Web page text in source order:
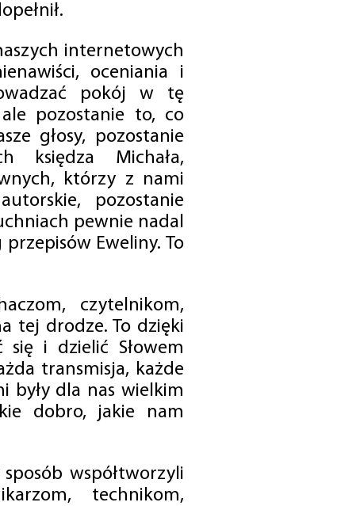
internetowych
oceniania i
pokój w tę
ale pozostanie to, co
głosy, pozostanie
księdza Michała,
którzy z nami
pozostanie
pewnie nadal
Eweliny. To
czytelnikom,
tej drodze. To dzięki
i dzielić Słowem
transmisja, każde
były dla nas wielkim
dobro, jakie nam
współtworzyli
technikom,